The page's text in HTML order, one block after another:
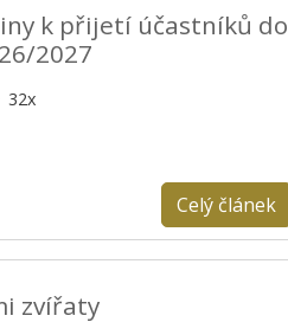
k přijetí účastníků do
2027
32x
Celý článek
zvířaty